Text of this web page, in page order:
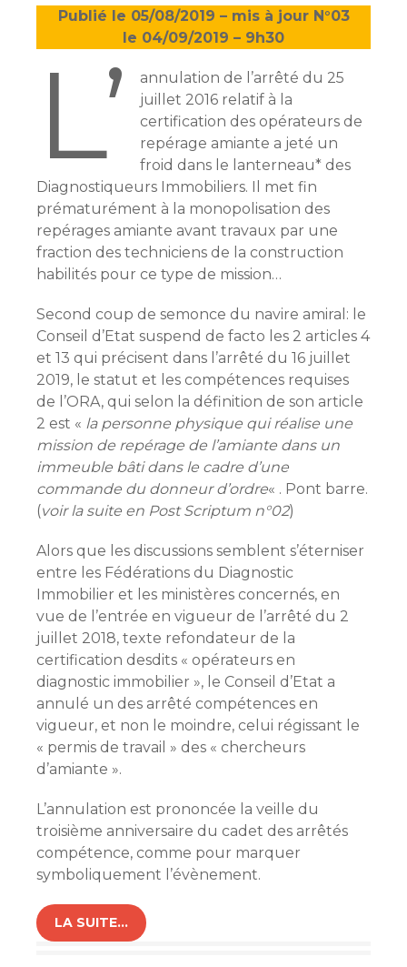
Publié le 05/08/2019 – mis à jour N°03
le 04/09/2019 – 9h30
L’
annulation de l’arrêté du 25
juillet 2016 relatif à la
certification des opérateurs de
repérage amiante a jeté un
froid dans le lanterneau* des
Diagnostiqueurs Immobiliers. Il met fin
prématurément à la monopolisation des
repérages amiante avant travaux par une
fraction des techniciens de la construction
habilités pour ce type de mission…
Second coup de semonce du navire amiral: le
Conseil d’Etat suspend de facto les 2 articles 4
et 13 qui précisent dans l’arrêté du 16 juillet
2019, le statut et les compétences requises
de l’ORA, qui selon la définition de son article
2 est « la personne physique qui réalise une
mission de repérage de l’amiante dans un
immeuble bâti dans le cadre d’une
commande du donneur d’ordre« . Pont barre.
(voir la suite en Post Scriptum n°02)
Alors que les discussions semblent s’éterniser
entre les Fédérations du Diagnostic
Immobilier et les ministères concernés, en
vue de l’entrée en vigueur de l’arrêté du 2
juillet 2018, texte refondateur de la
certification desdits « opérateurs en
diagnostic immobilier », le Conseil d’Etat a
annulé un des arrêté compétences en
vigueur, et non le moindre, celui régissant le
« permis de travail » des « chercheurs
d’amiante ».
L’annulation est prononcée la veille du
troisième anniversaire du cadet des arrêtés
compétence, comme pour marquer
symboliquement l’évènement.
LA SUITE…